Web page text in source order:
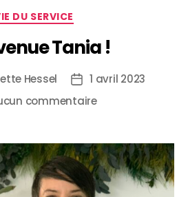
DU SERVICE
Tania !
Hessel
1 avril 2023
commentaire